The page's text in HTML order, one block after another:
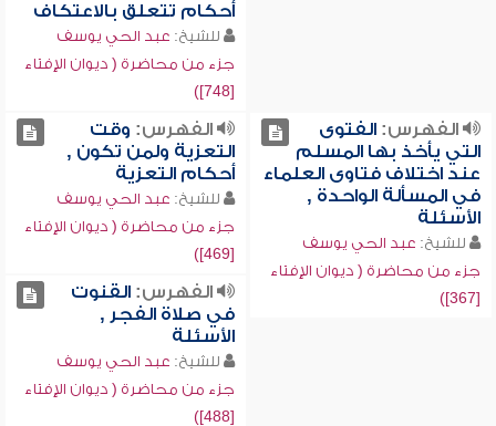
أحكام تتعلق بالاعتكاف
للشيخ: عبد الحي يوسف
جزء من محاضرة ( ديوان الإفتاء
[748])
الفهرس:الفتوى
التي يأخذ بها المسلم
عند اختلاف فتاوى العلماء
في المسألة الواحدة ,
الأسئلة
للشيخ: عبد الحي يوسف
جزء من محاضرة ( ديوان الإفتاء
[367])
الفهرس: وقت
التعزية ولمن تكون ,
أحكام التعزية
للشيخ: عبد الحي يوسف
جزء من محاضرة ( ديوان الإفتاء
[469])
الفهرس:القنوت
في صلاة الفجر ,
الأسئلة
للشيخ: عبد الحي يوسف
جزء من محاضرة ( ديوان الإفتاء
[488])